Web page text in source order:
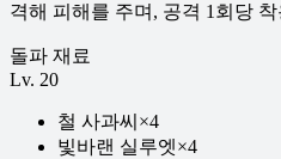
격해 피해를 주며, 공격 1회당
돌파 재료
Lv. 20
철 사과씨 ×4
빛바랜 실루엣×4